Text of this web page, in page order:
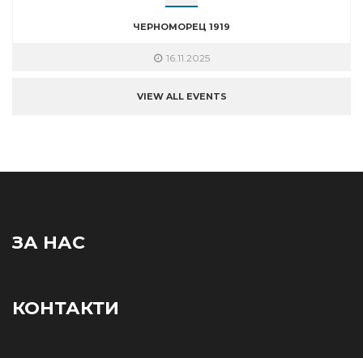
ЧЕРНОМОРЕЦ 1919
16.11.2025
VIEW ALL EVENTS
ЗА НАС
КОНТАКТИ